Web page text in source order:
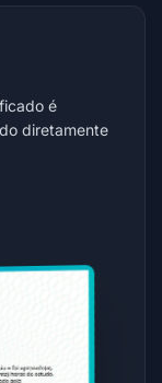
é
diretamente